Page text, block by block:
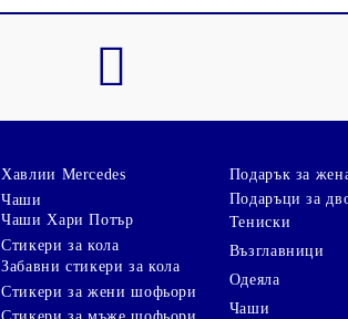
Хавлии Mercedes
Чаши
Чаши Хари Потър
Стикери за кола
Забавни стикери за кола
Стикери за жени шофьори
Подарък за
Подаръци за
Тениски
Възглавници
Одеяла
Чаши